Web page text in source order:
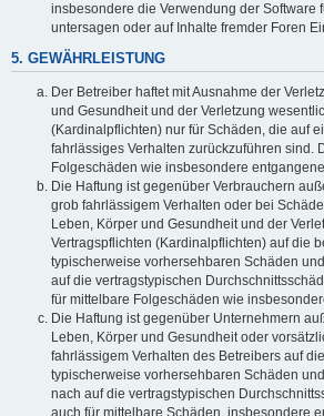
insbesondere die Verwendung der Software
untersagen oder auf Inhalte fremder Foren
5. GEWÄHRLEISTUNG
Der Betreiber haftet mit Ausnahme der
und Gesundheit und der Verletzung
(Kardinalpflichten) nur für Schäden, die auf
fahrlässiges Verhalten zurückzuführen sind.
Folgeschäden wie insbesondere
Die Haftung ist gegenüber Verbrauchern
grob fahrlässigem Verhalten oder bei
Leben, Körper und Gesundheit und der
Vertragspflichten (Kardinalpflichten) auf die
typischerweise vorhersehbaren Schäden
auf die vertragstypischen
für mittelbare Folgeschäden wie
Die Haftung ist gegenüber Unternehmern
Leben, Körper und Gesundheit oder
fahrlässigem Verhalten des Betreibers auf
typischerweise vorhersehbaren Schäden
nach auf die vertragstypischen
auch für mittelbare Schäden, insbesondere